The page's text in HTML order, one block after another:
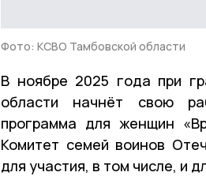
Фото: КСВО Тамбовской области
В ноябре 2025 года при
области начнёт свою
программа для женщин
Комитет семей воинов
для участия, в том числе, и